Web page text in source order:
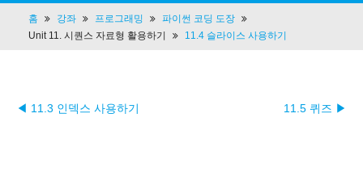
홈 강좌 프로그래밍
파이썬 코딩 도장
Unit 11. 시퀀스 자료형 활용하기
11.4 슬라이스 사용하기
◀ 11.3 인덱스 사용하기 11.5 퀴즈 ▶︎